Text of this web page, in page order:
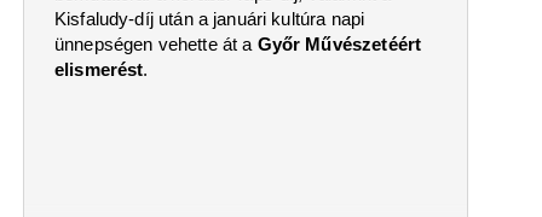
Kisfaludy-díj után a januári kultúra napi
ünnepségen vehette át a Győr Művészetéért
elismerést.